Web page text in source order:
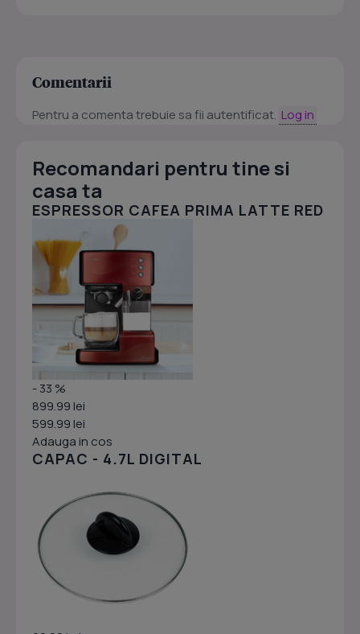
Comentarii
Pentru a comenta trebuie sa fii autentificat. Log in
Recomandari pentru tine si
casa ta
ESPRESSOR CAFEA PRIMA LATTE RED
- 33 %
899.99 lei
599.99 lei
Adauga in cos
CAPAC - 4.7L DIGITAL